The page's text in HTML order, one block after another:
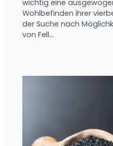
wichtig eine
Wohlbefinden ihrer
der Suche nach
von Fell…